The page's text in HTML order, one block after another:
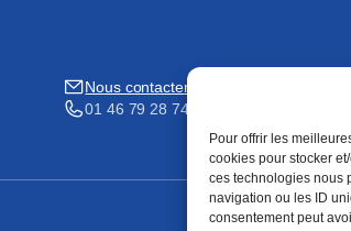
Pour offrir les
cookies pour stocker
ces technologies nous
navigation ou les ID
consentement peut
Nous contacter
01 46 79 28 74